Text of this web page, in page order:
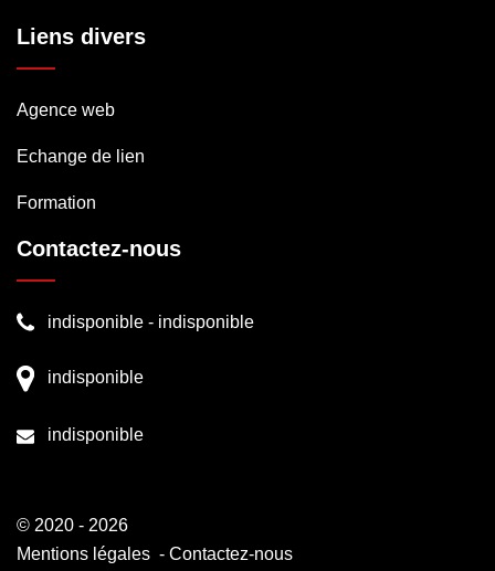
Liens divers
Agence web
Echange de lien
Formation
Contactez-nous
indisponible - indisponible
indisponible
indisponible
© 2020 - 2026
Mentions légales - Contactez-nous